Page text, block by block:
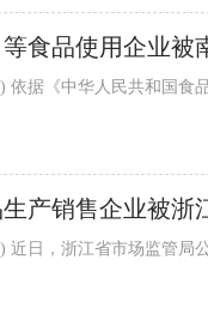
产销售企业被浙